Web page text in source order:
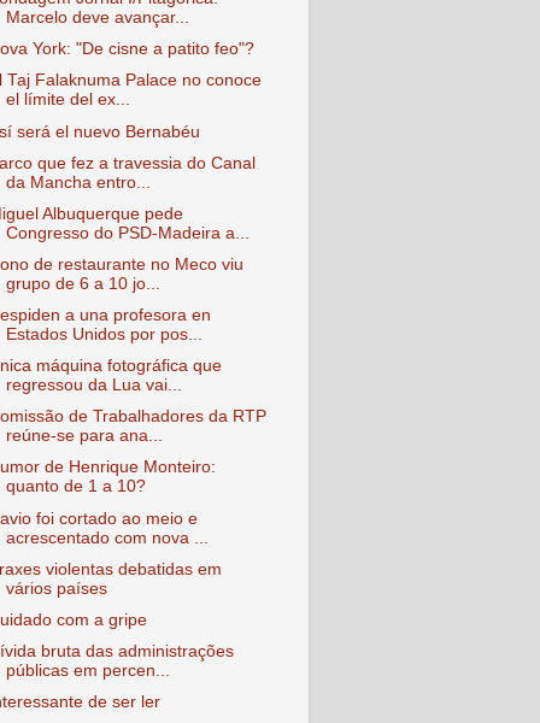
Marcelo deve avançar...
York: "De cisne a patito feo"?
Taj Falaknuma Palace no conoce
el límite del ex...
será el nuevo Bernabéu
que fez a travessia do Canal
da Mancha entro...
Albuquerque pede
Congresso do PSD-Madeira a...
de restaurante no Meco viu
grupo de 6 a 10 jo...
a una profesora en
Estados Unidos por pos...
máquina fotográfica que
regressou da Lua vai...
de Trabalhadores da RTP
reúne-se para ana...
de Henrique Monteiro:
quanto de 1 a 10?
foi cortado ao meio e
acrescentado com nova ...
violentas debatidas em
vários países
com a gripe
bruta das administrações
públicas em percen...
de ser ler